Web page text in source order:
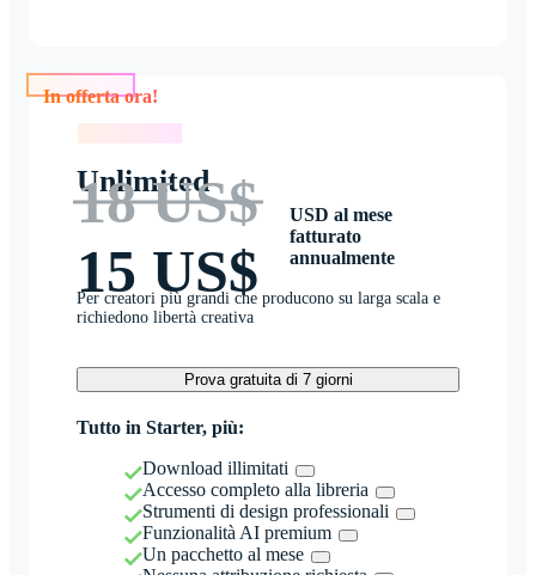
Unlimited
18 US$
15 US$
USD al mese
fatturato
annualmente
Per creatori più grandi che producono su larga scala e
richiedono libertà creativa
Prova gratuita di 7 giorni
Tutto in Starter, più:
Download illimitati
Accesso completo alla libreria
Strumenti di design professionali
Funzionalità AI premium
Un pacchetto al mese